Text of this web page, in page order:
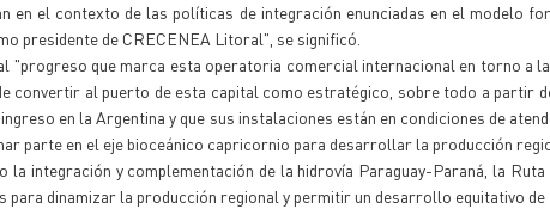
en el contexto de las políticas de integración enunciadas en el modelo
presidente de CRECENEA Litoral", se significó.
"progreso que marca esta operatoria comercial internacional en torno a
convertir al puerto de esta capital como estratégico, sobre todo a partir
en la Argentina y que sus instalaciones están en condiciones de
parte en el eje bioceánico capricornio para desarrollar la producción
la integración y complementación de la hidrovía Paraguay-Paraná, la
dinamizar la producción regional y permitir un desarrollo equitativo de